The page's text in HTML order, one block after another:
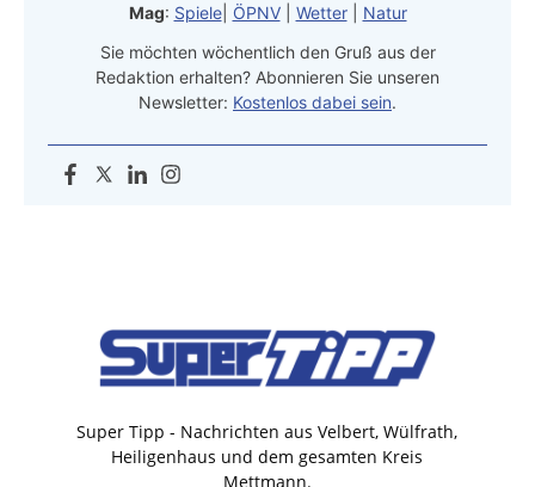
Mag: Spiele| ÖPNV| Wetter| Natur
Sie möchten wöchentlich den Gruß aus der
Redaktion erhalten? Abonnieren Sie unseren
Newsletter: Kostenlos dabei sein.
Super Tipp - Nachrichten aus Velbert, Wülfrath,
Heiligenhaus und dem gesamten Kreis
Mettmann.